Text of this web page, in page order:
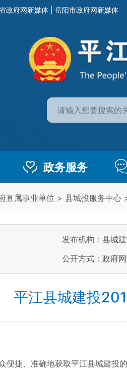
政府网新媒体 岳阳市政府网新媒体
政务服务
直属事业单位 > 县城投服务中心
发布机构：县城
公开方式：政府
平江县城建投
便捷、准确地获取平江县城建